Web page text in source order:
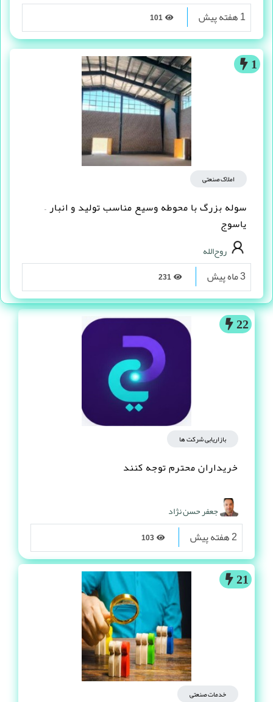
22
بازاریابی شرکت ها
خریداران محترم توجه کنند
جعفر حسن نژاد
2 هفته پیش
21
خدمات صنعتی
1 هفته پیش
1
املاک صنعتی
سوله بزرگ با محوطه وسیع مناسب تولید و انبار –
یاسوج
روح‌الله
3 ماه پیش